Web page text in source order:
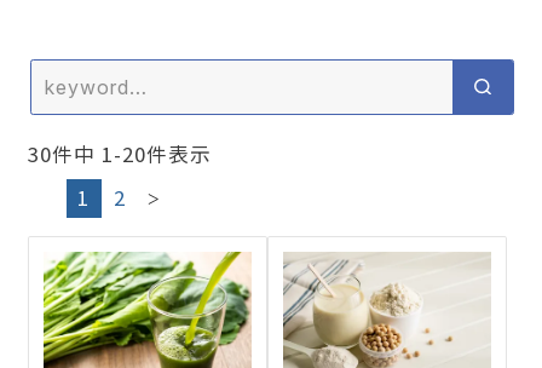
カテゴリで選ぶ
調査の種類で選ぶ
30件中 1-20件表示
1
2